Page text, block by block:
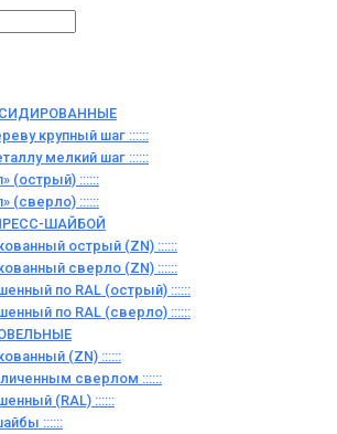
крупный шаг ::::::
мелкий шаг ::::::
(острый) ::::::
(сверло) ::::::
ШАЙБОЙ
острый (ZN) ::::::
сверло (ZN) ::::::
по RAL (острый) ::::::
по RAL (сверло) ::::::
(ZN) ::::::
сверлом ::::::
(RAL) ::::::
::::::